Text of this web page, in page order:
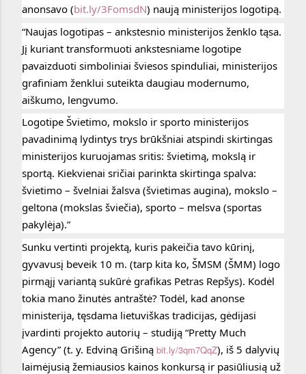
anonsavo (bit.ly/3FomsdN) naują ministerijos logotipą.
“Naujas logotipas – ankstesnio ministerijos ženklo tąsa.
Jį kuriant transformuoti ankstesniame logotipe
pavaizduoti simboliniai šviesos spinduliai, ministerijos
grafiniam ženklui suteikta daugiau modernumo,
aiškumo, lengvumo.
Logotipe Švietimo, mokslo ir sporto ministerijos
pavadinimą lydintys trys brūkšniai atspindi skirtingas
ministerijos kuruojamas sritis: švietimą, mokslą ir
sportą. Kiekvienai sričiai parinkta skirtinga spalva:
švietimo – švelniai žalsva (švietimas augina), mokslo –
geltona (mokslas šviečia), sporto – melsva (sportas
pakylėja).”
Sunku vertinti projektą, kuris pakeičia tavo kūrinį,
gyvavusį beveik 10 m. (tarp kita ko, ŠMSM (ŠMM) logo
pirmąjį variantą sukūrė grafikas Petras Repšys). Kodėl
tokia mano žinutės antraštė? Todėl, kad anonse
ministerija, tęsdama lietuviškas tradicijas, gėdijasi
įvardinti projekto autorių – studiją “Pretty Much
Agency” (t. y. Edviną Grišiną bit.ly/3qm7QqZ), iš 5 dalyvių
laimėjusią žemiausios kainos konkursą ir pasiūliusią už